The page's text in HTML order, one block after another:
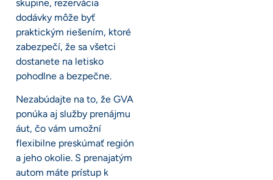
skupine, rezervácia
dodávky môže byť
praktickým riešením, ktoré
zabezpečí, že sa všetci
dostanete na letisko
pohodlne a bezpečne.
Nezabúdajte na to, že GVA
ponúka aj služby prenájmu
áut, čo vám umožní
flexibilne preskúmať región
a jeho okolie. S prenajatým
autom máte prístup k